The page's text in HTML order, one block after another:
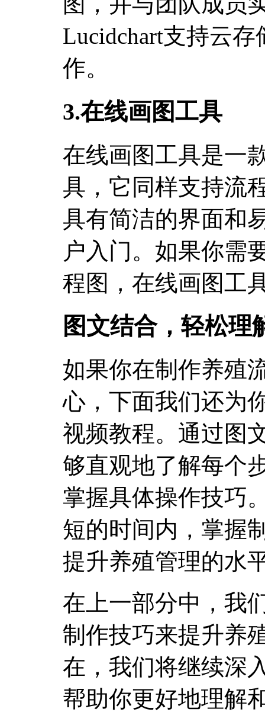
Lucidchart支持云
作。
3.在线画图工具
在线画图工具是一
具，它同样支持流
具有简洁的界面和
户入门。如果你需
程图，在线画图工
图文结合，轻松理
如果你在制作养殖
心，下面我们还为
视频教程。通过图
够直观地了解每个
掌握具体操作技巧
短的时间内，掌握
提升养殖管理的水
在上一部分中，我
制作技巧来提升养
在，我们将继续深
帮助你更好地理解